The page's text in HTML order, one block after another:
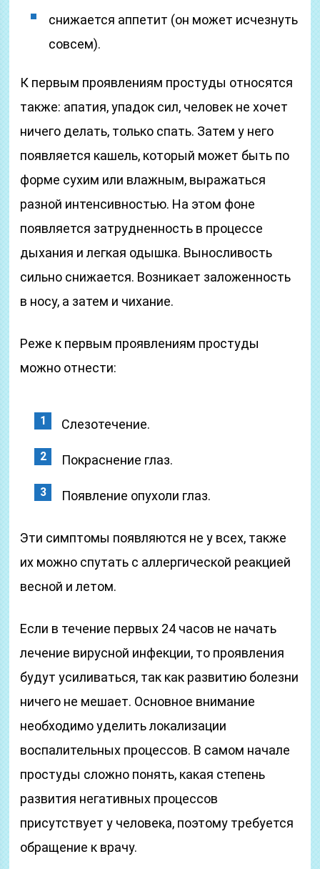
снижается аппетит (он может исчезнуть
совсем).
К первым проявлениям простуды относятся
также: апатия, упадок сил, человек не хочет
ничего делать, только спать. Затем у него
появляется кашель, который может быть по
форме сухим или влажным, выражаться
разной интенсивностью. На этом фоне
появляется затрудненность в процессе
дыхания и легкая одышка. Выносливость
сильно снижается. Возникает заложенность
в носу, а затем и чихание.
Реже к первым проявлениям простуды
можно отнести:
Слезотечение.
Покраснение глаз.
Появление опухоли глаз.
Эти симптомы появляются не у всех, также
их можно спутать с аллергической реакцией
весной и летом.
Если в течение первых 24 часов не начать
лечение вирусной инфекции, то проявления
будут усиливаться, так как развитию болезни
ничего не мешает. Основное внимание
необходимо уделить локализации
воспалительных процессов. В самом начале
простуды сложно понять, какая степень
развития негативных процессов
присутствует у человека, поэтому требуется
обращение к врачу.